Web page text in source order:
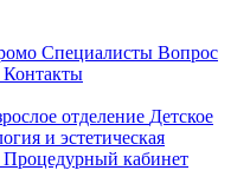
Специалисты Вопрос
Контакты
отделение Детское
и эстетическая
Процедурный кабинет